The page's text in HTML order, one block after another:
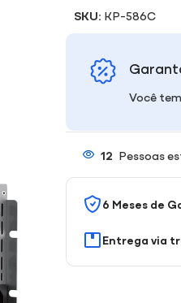
SKU: KP-586C
Você
12 Pessoas
6 Meses de
Entrega via